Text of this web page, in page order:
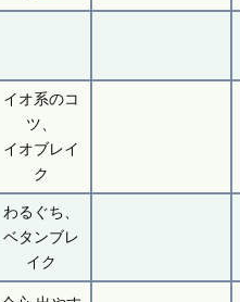
イオ系のコ
ツ、
イオブレイ
ク
わるぐち、
ベタンブレ
イク